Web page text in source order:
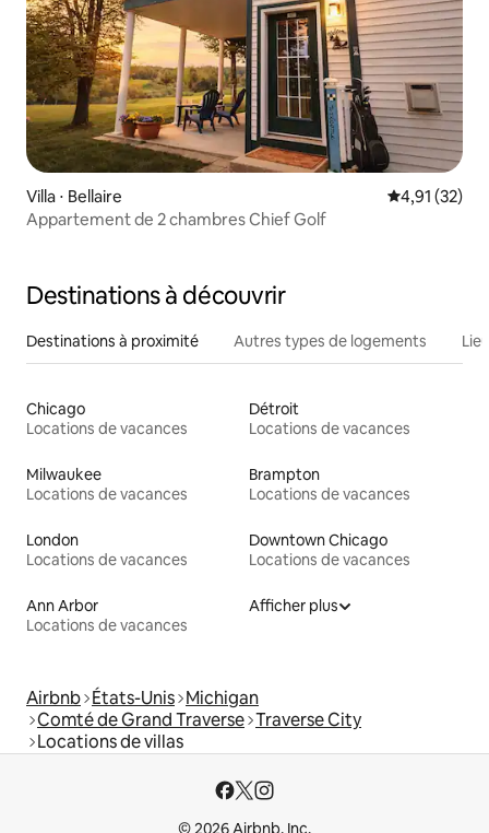
Villa ⋅ Bellaire Évaluation
4,91 (32)
Appartement de 2 chambres Chief Golf
Destinations à découvrir
Destinations à proximité Autres types de logements
Chicago
Locations de vacances
Détroit
Locations de vacances
Milwaukee
Locations de vacances
Brampton
Locations de vacances
London
Locations de vacances
Downtown Chicago
Locations de vacances
Ann Arbor
Locations de vacances
Afficher plus
Airbnb États-Unis Michigan
Comté de Grand Traverse Traverse City
Locations de villas
© 2026 Airbnb, Inc.